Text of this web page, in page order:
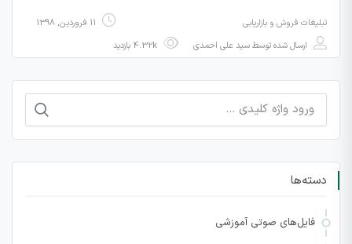
تبلیغات فروش و بازاریابی
11 فروردین, 1398
ارسال شده توسطسید علی احمدی
جستجو
برای:
دسته‌ها
فایل‌های صوتی آموزشی